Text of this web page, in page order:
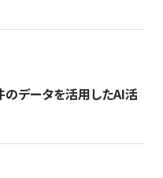
のデータを活用したAI活